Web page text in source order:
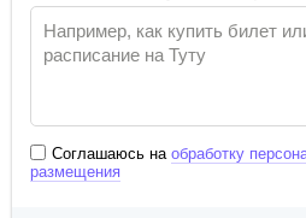
Соглашаюсь на обработку
размещения